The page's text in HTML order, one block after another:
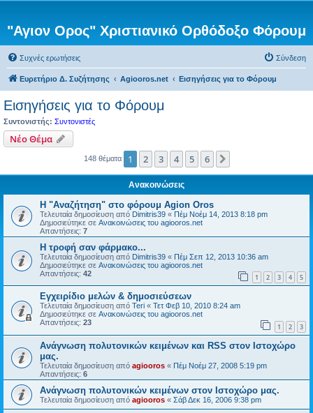
"Αγιον Ορος" Χριστιανικό Ορθόδοξο Φόρουμ
Συχνές ερωτήσεις Σύνδεση
Ευρετήριο Δ. Συζήτησης Agiooros.net Εισηγήσεις για το Φόρουμ
Εισηγήσεις για το Φόρουμ
Συντονιστής: Συντονιστές
Νέο Θέμα
148 θέματα 1 2 3 4 5 6
Ανακοινώσεις
Η "Αναζήτηση" στο φόρουμ Agion Oros
Τελευταία δημοσίευση από Dimitris39 « Πέμ Νοέμ 14, 2013 8:18 pm
Δημοσιεύτηκε σε Ανακοινώσεις του agiooros.net
Απαντήσεις: 7
H τροφή σαν φάρμακο...
Τελευταία δημοσίευση από Dimitris39 « Πέμ Σεπ 12, 2013 10:36 am
Δημοσιεύτηκε σε Ανακοινώσεις του agiooros.net
Απαντήσεις: 42 1 2 3 4 5
Εγχειρίδιο μελών & δημοσιεύσεων
Τελευταία δημοσίευση από Teri « Τετ Φεβ 10, 2010 8:24 am
Δημοσιεύτηκε σε Ανακοινώσεις του agiooros.net
Απαντήσεις: 23 1 2 3
Ανάγνωση πολυτονικών κειμένων και RSS στον Ιστοχώρο
μας.
Τελευταία δημοσίευση από agiooros « Πέμ Νοέμ 27, 2008 5:19 pm
Απαντήσεις: 6
Ανάγνωση πολυτονικών κειμένων στον Ιστοχώρο μας.
Τελευταία δημοσίευση από agiooros « Σάβ Δεκ 16, 2006 9:38 pm